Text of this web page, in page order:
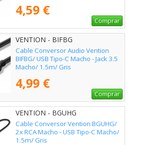
4,59 €
Comprar
VENTION - BIFBG
Cable Conversor Audio Vention
BIFBG/ USB Tipo-C Macho - Jack 3.5
Macho/ 1.5m/ Gris
4,99 €
Comprar
VENTION - BGUHG
Cable Conversor Vention BGUHG/
2x RCA Macho - USB Tipo-C Macho/
1.5m/ Gris